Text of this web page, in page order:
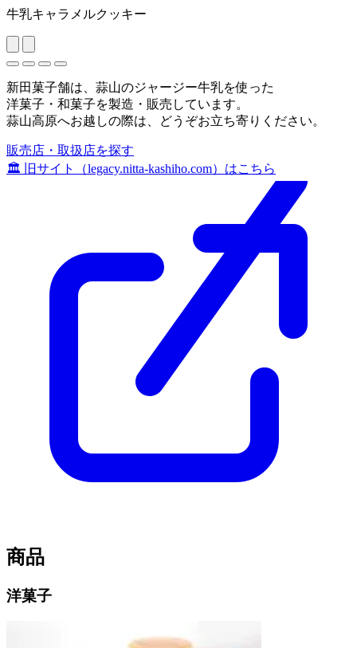
牛乳キャラメルクッキー
新田菓子舗は、蒜山のジャージー牛乳を使った
洋菓子・和菓子を製造・販売しています。
蒜山高原へお越しの際は、どうぞお立ち寄りください。
販売店・取扱店を探す
🏛️
旧サイト（legacy.nitta-kashiho.com）はこちら
商品
洋菓子